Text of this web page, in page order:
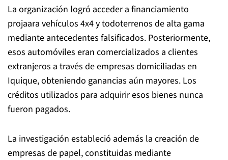
La organización logró acceder a financiamiento
projaara vehículos 4x4 y todoterrenos de alta gama
mediante antecedentes falsificados. Posteriormente,
esos automóviles eran comercializados a clientes
extranjeros a través de empresas domiciliadas en
Iquique, obteniendo ganancias aún mayores. Los
créditos utilizados para adquirir esos bienes nunca
fueron pagados.
La investigación estableció además la creación de
empresas de papel, constituidas mediante